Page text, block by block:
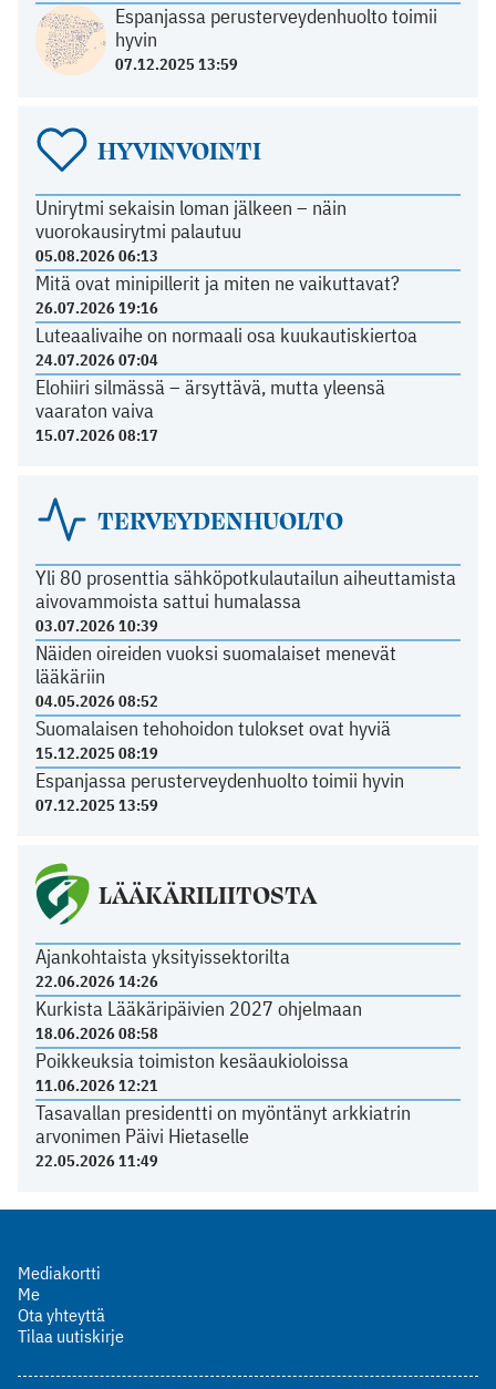
Espanjassa perusterveydenhuolto toimii
hyvin
07.12.2025 13:59
HYVINVOINTI
Unirytmi sekaisin loman jälkeen – näin
vuorokausirytmi palautuu
05.08.2026 06:13
Mitä ovat minipillerit ja miten ne vaikuttavat?
26.07.2026 19:16
Luteaalivaihe on normaali osa kuukautiskiertoa
24.07.2026 07:04
Elohiiri silmässä – ärsyttävä, mutta yleensä
vaaraton vaiva
15.07.2026 08:17
TERVEYDENHUOLTO
Yli 80 prosenttia sähköpotkulautailun aiheuttamista
aivovammoista sattui humalassa
03.07.2026 10:39
Näiden oireiden vuoksi suomalaiset menevät
lääkäriin
04.05.2026 08:52
Suomalaisen tehohoidon tulokset ovat hyviä
15.12.2025 08:19
Espanjassa perusterveydenhuolto toimii hyvin
07.12.2025 13:59
LÄÄKÄRILIITOSTA
Ajankohtaista yksityissektorilta
22.06.2026 14:26
Kurkista Lääkäripäivien 2027 ohjelmaan
18.06.2026 08:58
Poikkeuksia toimiston kesäaukioloissa
11.06.2026 12:21
Tasavallan presidentti on myöntänyt arkkiatrin
arvonimen Päivi Hietaselle
22.05.2026 11:49
Mediakortti
Me
Ota yhteyttä
Tilaa uutiskirje